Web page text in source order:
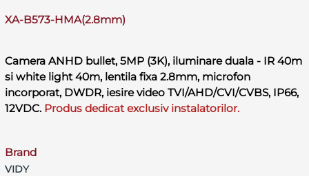
XA-B573-HMA(2.8mm)
Camera ANHD bullet, 5MP (3K), iluminare duala - IR 40m
si white light 40m, lentila fixa 2.8mm, microfon
incorporat, DWDR, iesire video TVI/AHD/CVI/CVBS, IP66,
12VDC. Produs dedicat exclusiv instalatorilor.
Brand
VIDY